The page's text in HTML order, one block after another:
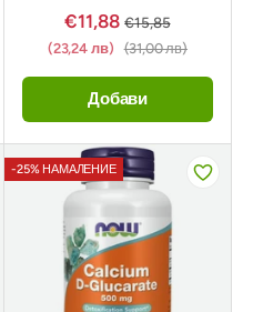
€11,88 €15,85
(23,24 лв) (31,00 лв)
Добави
-25% НАМАЛЕНИЕ